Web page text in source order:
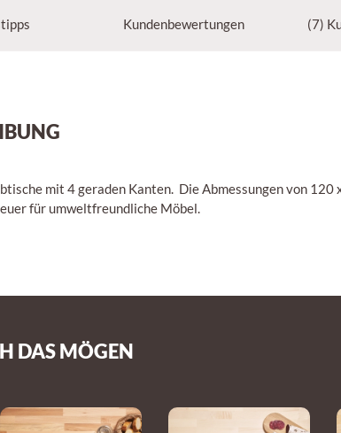
Kundenbewertungen (7)
mit 4 geraden Kanten. Die Abmessungen von 120
für umweltfreundliche Möbel.
DAS MÖGEN